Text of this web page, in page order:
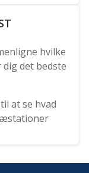
hvilke
det bedste
at se hvad